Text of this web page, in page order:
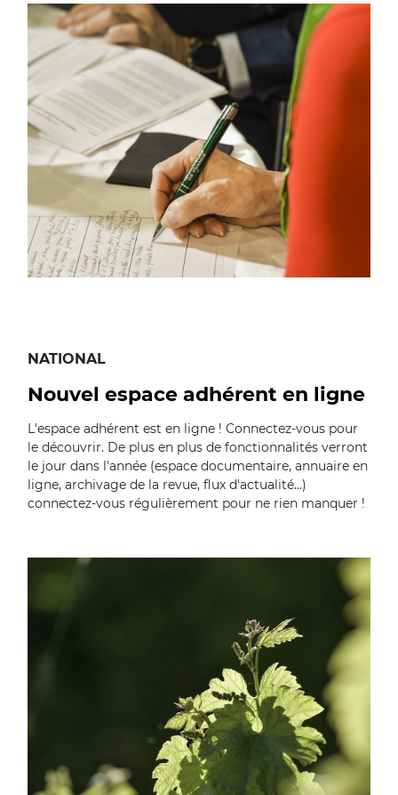
NATIONAL
Nouvel espace adhérent en ligne
L'espace adhérent est en ligne ! Connectez-vous pour
le découvrir. De plus en plus de fonctionnalités verront
le jour dans l'année (espace documentaire, annuaire en
ligne, archivage de la revue, flux d'actualité...)
connectez-vous régulièrement pour ne rien manquer !